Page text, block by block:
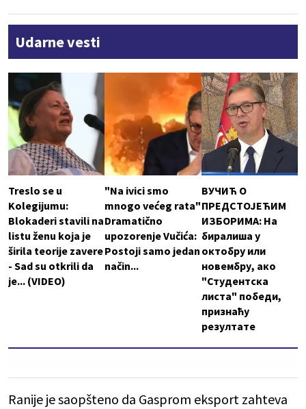
Udarne vesti
Treslo se u
Kolegijumu:
Blokaderi stavili na
listu ženu koja je
širila teorije zavere
- Sad su otkrili da
je... (VIDEO)
"Na ivici smo
mnogo većeg rata"
Dramatično
upozorenje Vučića:
Postoji samo jedan
način...
ВУЧИЋ О
ПРЕДСТОЈЕЋИМ
ИЗБОРИМА: На
биралиша у
октобру или
новембру, ако
"Студентска
листа" победи,
признаћу
резултате
Ranije je saopšteno da Gasprom eksport zahteva